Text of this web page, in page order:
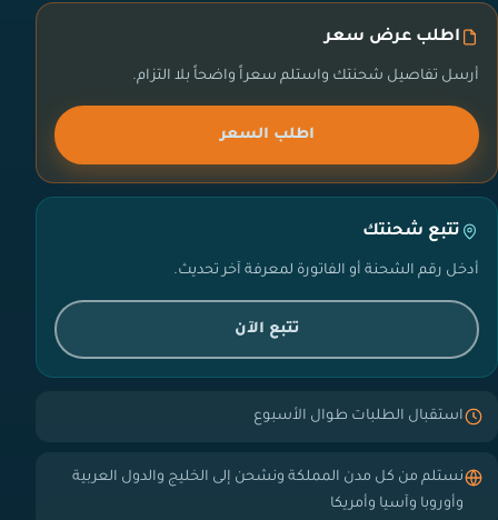
اطلب عرض سعر
أرسل تفاصيل شحنتك واستلم سعراً واضحاً بلا التزام.
اطلب السعر
تتبع شحنتك
أدخل رقم الشحنة أو الفاتورة لمعرفة آخر تحديث.
تتبع الآن
استقبال الطلبات طوال الأسبوع
نستلم من كل مدن المملكة ونشحن إلى الخليج والدول العربية
وأوروبا وآسيا وأمريكا